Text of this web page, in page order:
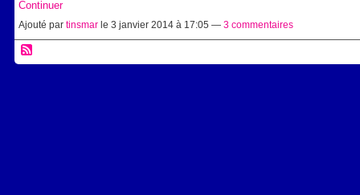
Continuer
Ajouté par tinsmarle 3 janvier 2014 à 17:05 — 3 commentaires